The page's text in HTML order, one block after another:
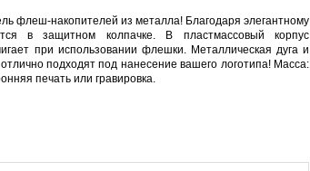
флеш-накопителей из металла! Благодаря элегантному
в защитном колпачке. В пластмассовый корпус
при использовании флешки. Металлическая дуга и
подходят под нанесение вашего логотипа! Масса:
печать или гравировка.